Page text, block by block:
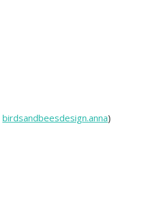
birdsandbeesdesign.anna)